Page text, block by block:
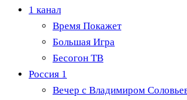
1 канал
Время Покажет
Большая Игра
Бесогон ТВ
Россия 1
Вечер с Владимиром